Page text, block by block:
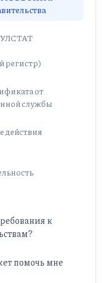
регистр)
от
службы
действия
к
помочь мне